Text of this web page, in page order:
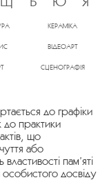
КЕРАМІКА
ВІДЕОАРТ
СЦЕНОГРАФІЯ
до графіки
до практики
що
або
пам’яті
особистого досвіду